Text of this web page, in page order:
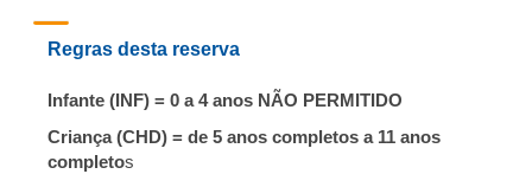
Regras desta reserva
Infante (INF) = 0 a 4 anos NÃO PERMITIDO
Criança (CHD) = de 5 anos completos a 11 anos
completos